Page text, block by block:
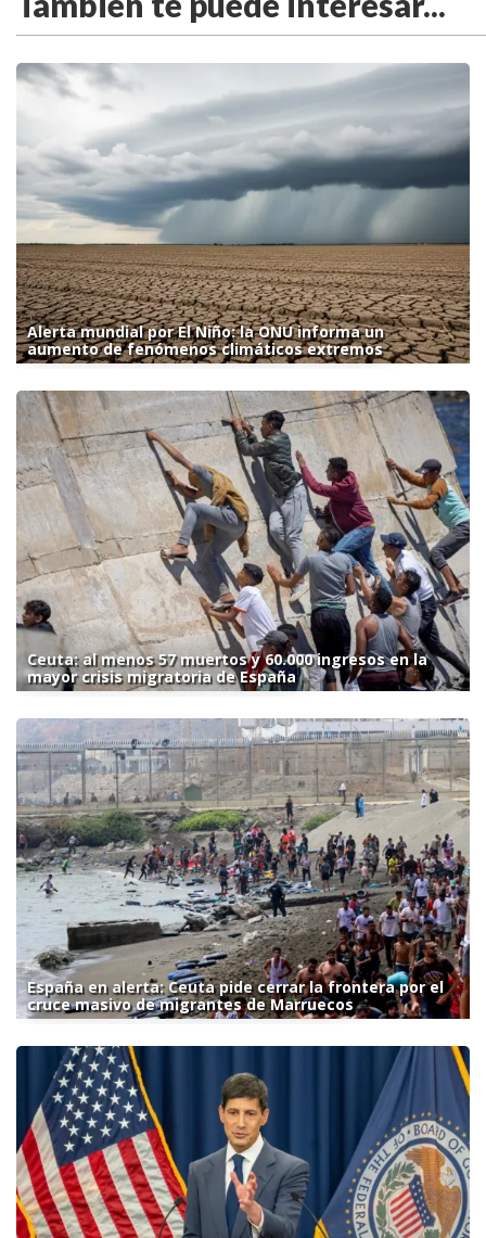
Alerta mundial por El Niño: la ONU informa un
aumento de fenómenos climáticos extremos
Ceuta: al menos 57 muertos y 60.000 ingresos en la
mayor crisis migratoria de España
España en alerta: Ceuta pide cerrar la frontera por el
cruce masivo de migrantes de Marruecos